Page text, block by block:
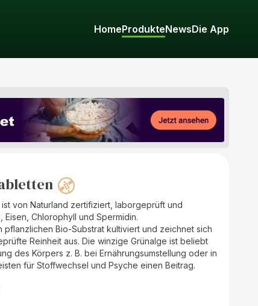
HomeProdukteNewsDie App
von Naturland zertifiziert, laborgeprüft und
Chlorophyll und Spermidin.
pflanzlichen Bio-Substrat kultiviert und zeichnet sich
Reinheit aus. Die winzige Grünalge ist beliebt
des Körpers z. B. bei Ernährungsumstellung oder in
für Stoffwechsel und Psyche einen Beitrag.